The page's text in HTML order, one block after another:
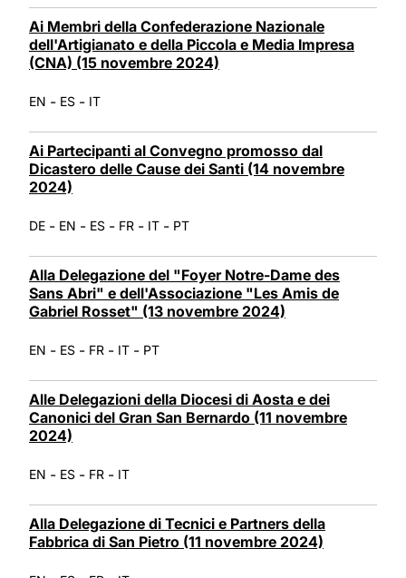
Ai Membri della Confederazione Nazionale
dell'Artigianato e della Piccola e Media Impresa
(CNA) (15 novembre 2024)
EN - ES - IT
Ai Partecipanti al Convegno promosso dal
Dicastero delle Cause dei Santi (14 novembre
2024)
DE - EN - ES - FR - IT - PT
Alla Delegazione del "Foyer Notre-Dame des
Sans Abri" e dell'Associazione "Les Amis de
Gabriel Rosset" (13 novembre 2024)
EN - ES - FR - IT - PT
Alle Delegazioni della Diocesi di Aosta e dei
Canonici del Gran San Bernardo (11 novembre
2024)
EN - ES - FR - IT
Alla Delegazione di Tecnici e Partners della
Fabbrica di San Pietro (11 novembre 2024)